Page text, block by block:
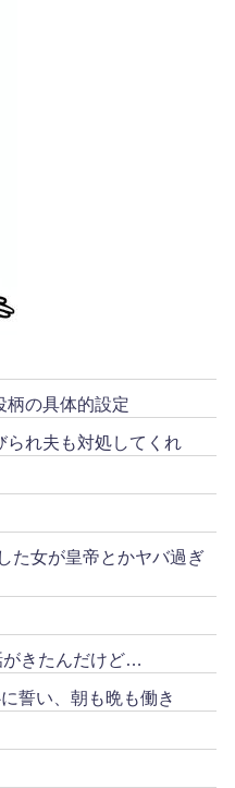
柄の具体的設定
られ夫も対処してくれ
た女が皇帝とかヤバ過ぎ
がきたんだけど…
誓い、朝も晩も働き